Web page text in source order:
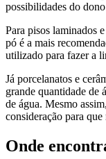
possibilidades do dono
Para pisos laminados
pó é a mais
utilizado para fazer a
Já porcelanatos e
grande quantidade de
de água. Mesmo
consideração para
Onde